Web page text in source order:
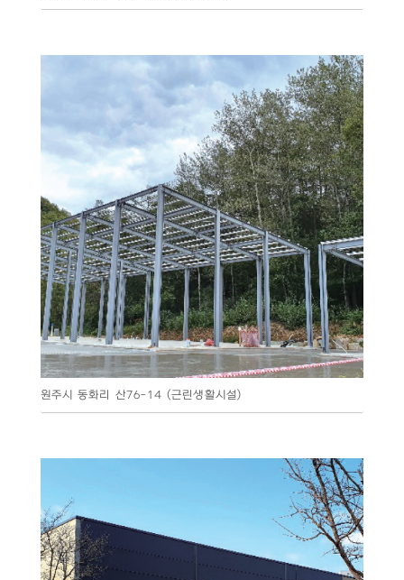
원주시 동화리 산76-14 (근린생활시설)